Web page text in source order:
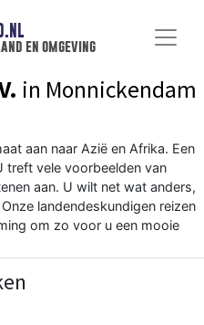
en omgeving
in Monnickendam
aan naar Azië en Afrika. Een
treft vele voorbeelden van
aan. U wilt net wat anders,
landendeskundigen reizen
om zo voor u een mooie